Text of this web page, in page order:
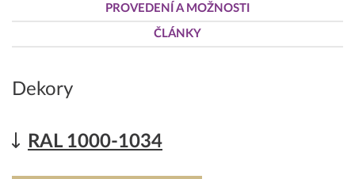
PROVEDENÍ A MOŽNOSTI
ČLÁNKY
Dekory
RAL 1000-1034